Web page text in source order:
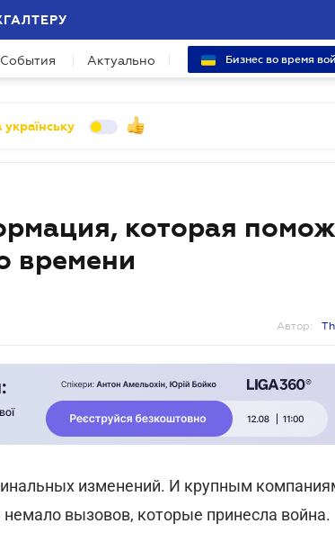
События Актуально Бизнес во время
которая
времени
Автор:
изменений. И крупным
вызовов, которые принесла война.